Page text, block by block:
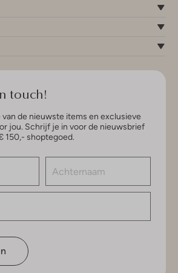
touch!
de nieuwste items en exclusieve
jou. Schrijf je in voor de nieuwsbrief
150,- shoptegoed.